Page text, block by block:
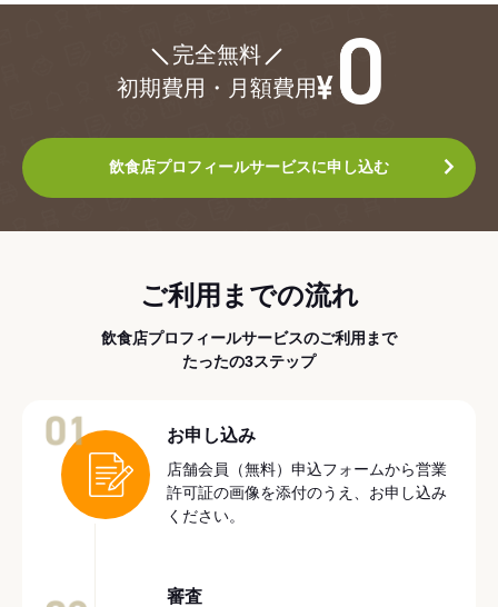
完全無料
初期費用・月額費用
飲食店プロフィールサービスに申し込む
ご利用までの流れ
飲食店プロフィールサービスのご利用まで
たったの3ステップ
お申し込み
店舗会員（無料）申込フォームから営業
許可証の画像を添付のうえ、お申し込み
ください。
審査